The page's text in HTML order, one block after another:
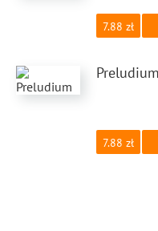
7.88
Preludium
7.88